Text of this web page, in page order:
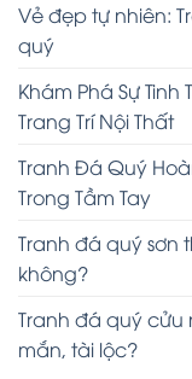
Vẻ đẹp tự nhiên:
quý
Khám Phá Sự
Trang Trí Nội Thất
Tranh Đá Quý
Trong Tầm Tay
Tranh đá quý sơn
không?
Tranh đá quý
mắn, tài lộc?